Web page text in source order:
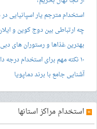
استخدام مترجم یار اسپانیایی در
چه ارتباطی بین دوج کوین و
بهترین غذاها و رستوران های دبی
۱۰ نکته مهم برای استخدام درجه داری نیروی انتظامی
آشنایی جامع با برند دماپویا
» استخدام مراکز استانها